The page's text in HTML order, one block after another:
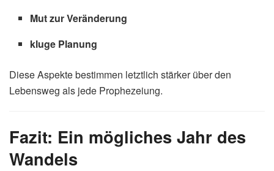
Mut zur Veränderung
kluge Planung
Diese Aspekte bestimmen letztlich stärker über den
Lebensweg als jede Prophezeiung.
Fazit: Ein mögliches Jahr des
Wandels